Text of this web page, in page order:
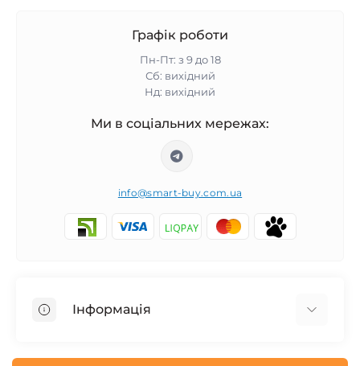
Графік роботи
Пн-Пт: з 9 до 18
Сб: вихідний
Нд: вихідний
Ми в соціальних мережах:
info@smart-buy.com.ua
Інформація